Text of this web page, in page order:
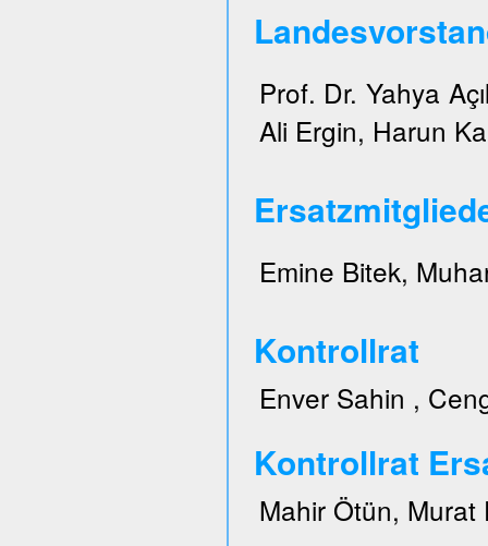
Prof. Dr. Yahya
Ali Ergin, Harun
Emine Bitek,
Kontrollrat
Enver Sahin ,
Kontrollrat
Mahir Ötün, Murat